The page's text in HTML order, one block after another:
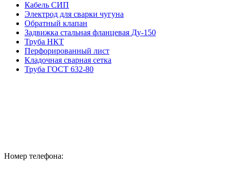
Кабель СИП
Электрод для сварки чугуна
Обратный клапан
Задвижка стальная фланцевая Ду-150
Труба НКТ
Перфорированный лист
Кладочная сварная сетка
Труба ГОСТ 632-80
Номер телефона: